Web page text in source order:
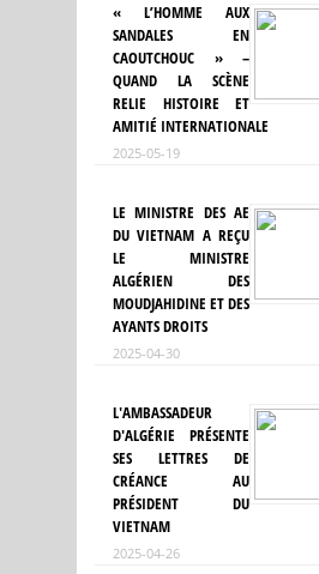
« L’HOMME AUX
SANDALES EN
CAOUTCHOUC » –
QUAND LA SCÈNE
RELIE HISTOIRE ET
AMITIÉ INTERNATIONALE
2025-05-19
LE MINISTRE DES AE
DU VIETNAM A REÇU
LE MINISTRE
ALGÉRIEN DES
MOUDJAHIDINE ET DES
AYANTS DROITS
2025-04-30
L'AMBASSADEUR
D'ALGÉRIE PRÉSENTE
SES LETTRES DE
CRÉANCE AU
PRÉSIDENT DU
VIETNAM
2025-04-26